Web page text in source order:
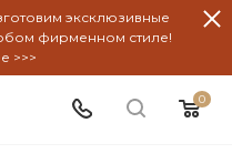
эксклюзивные
фирменном стиле!
>>>
0